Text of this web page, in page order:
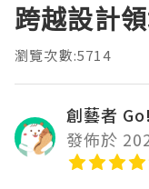
跨越設計
瀏覽次數:5714
創藝者 Go!
發佈於